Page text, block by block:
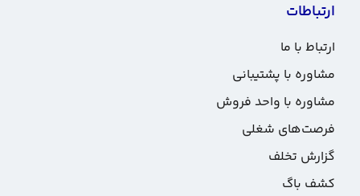
ارتباطات
ارتباط با ما
مشاوره با پشتیبانی
مشاوره با واحد فروش
فرصت‌های شغلی
گزارش تخلف
کشف باگ